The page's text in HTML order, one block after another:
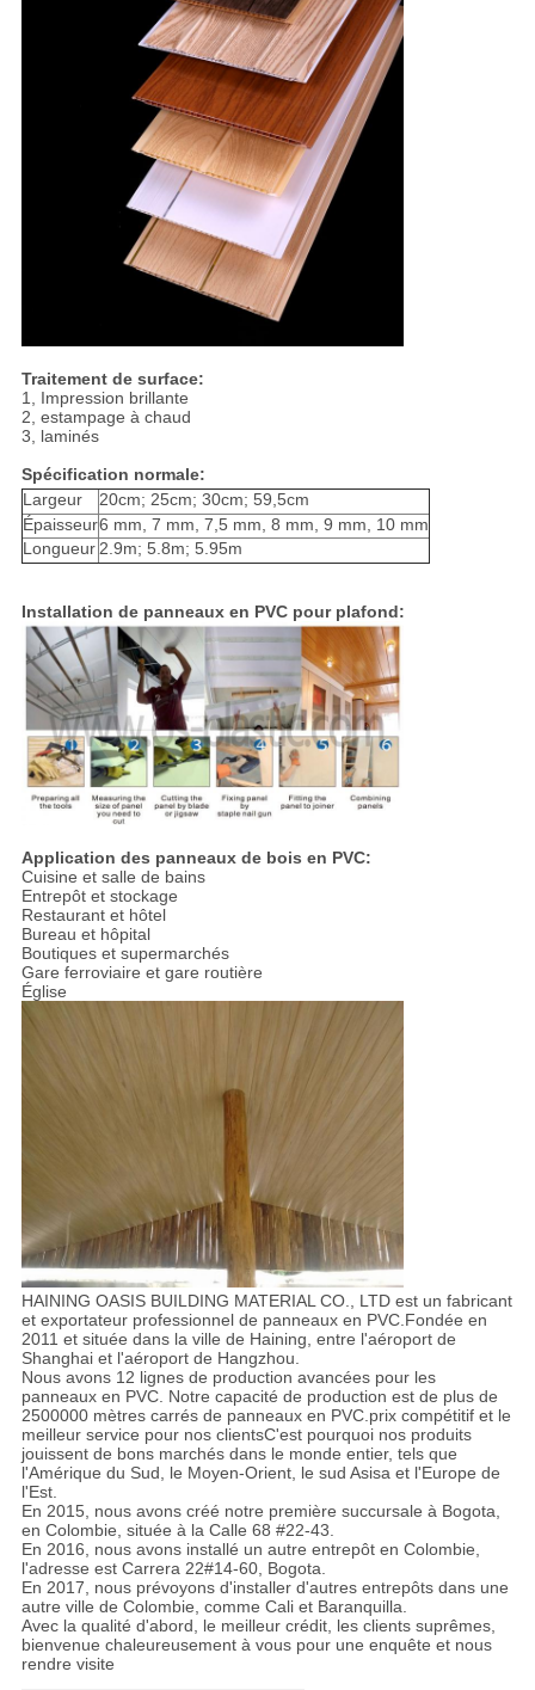
Traitement de surface:
1, Impression brillante
2, estampage à chaud
3, laminés
Spécification normale:
Largeur
20cm; 25cm; 30cm; 59,5cm
Épaisseur6 mm, 7 mm, 7,5 mm, 8 mm, 9 mm, 10 mm
Longueur2.9m; 5.8m; 5.95m
Installation de panneaux en PVC pour plafond:
Application des panneaux de bois en PVC:
Cuisine et salle de bains
Entrepôt et stockage
Restaurant et hôtel
Bureau et hôpital
Boutiques et supermarchés
Gare ferroviaire et gare routière
Église
HAINING OASIS BUILDING MATERIAL CO., LTD est un fabricant
et exportateur professionnel de panneaux en PVC.Fondée en
2011 et située dans la ville de Haining, entre l'aéroport de
Shanghai et l'aéroport de Hangzhou.
Nous avons 12 lignes de production avancées pour les
panneaux en PVC. Notre capacité de production est de plus de
2500000 mètres carrés de panneaux en PVC.prix compétitif et le
meilleur service pour nos clientsC'est pourquoi nos produits
jouissent de bons marchés dans le monde entier, tels que
l'Amérique du Sud, le Moyen-Orient, le sud Asisa et l'Europe de
l'Est.
En 2015, nous avons créé notre première succursale à Bogota,
en Colombie, située à la Calle 68 #22-43.
En 2016, nous avons installé un autre entrepôt en Colombie,
l'adresse est Carrera 22#14-60, Bogota.
En 2017, nous prévoyons d'installer d'autres entrepôts dans une
autre ville de Colombie, comme Cali et Baranquilla.
Avec la qualité d'abord, le meilleur crédit, les clients suprêmes,
bienvenue chaleureusement à vous pour une enquête et nous
rendre visite